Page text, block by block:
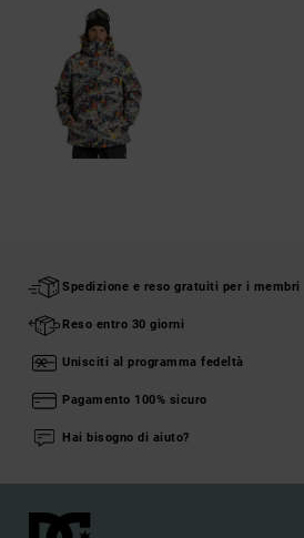
Spedizione e reso gratuiti per i membri
Reso entro 30 giorni
Unisciti al programma fedeltà
Pagamento 100% sicuro
Hai bisogno di aiuto?